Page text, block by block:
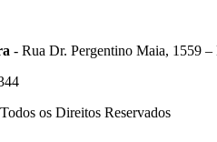
- Rua Dr. Pergentino Maia, 1559
os Direitos Reservados